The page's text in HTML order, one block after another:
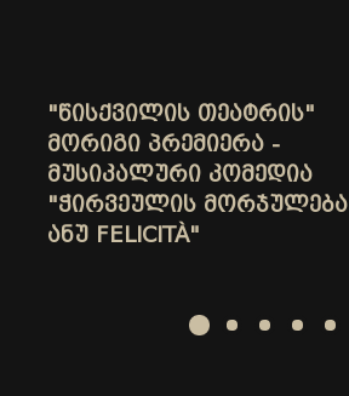
"ᲬᲘᲡᲥᲕᲘᲚᲘᲡ ᲗᲔᲐᲢᲠᲘᲡ"
ᲛᲝᲠᲘᲒᲘ ᲞᲠᲔᲛᲘᲔᲠᲐ -
ᲛᲣᲡᲘᲙᲐᲚᲣᲠᲘ ᲙᲝᲛᲔᲓᲘᲐ
"ᲭᲘᲠᲕᲔᲣᲚᲘᲡ ᲛᲝᲠᲯᲣᲚᲔᲑᲐ
ᲐᲜᲣ FELICITÀ"